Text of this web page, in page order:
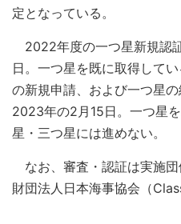
定となっている。
2022年度の一つ星新規認
日。一つ星を既に取得して
の新規申請、および一つ星
2023年の2月15日。一つ星
星・三つ星には進めない。
なお、審査・認証は実施
財団法人日本海事協会（